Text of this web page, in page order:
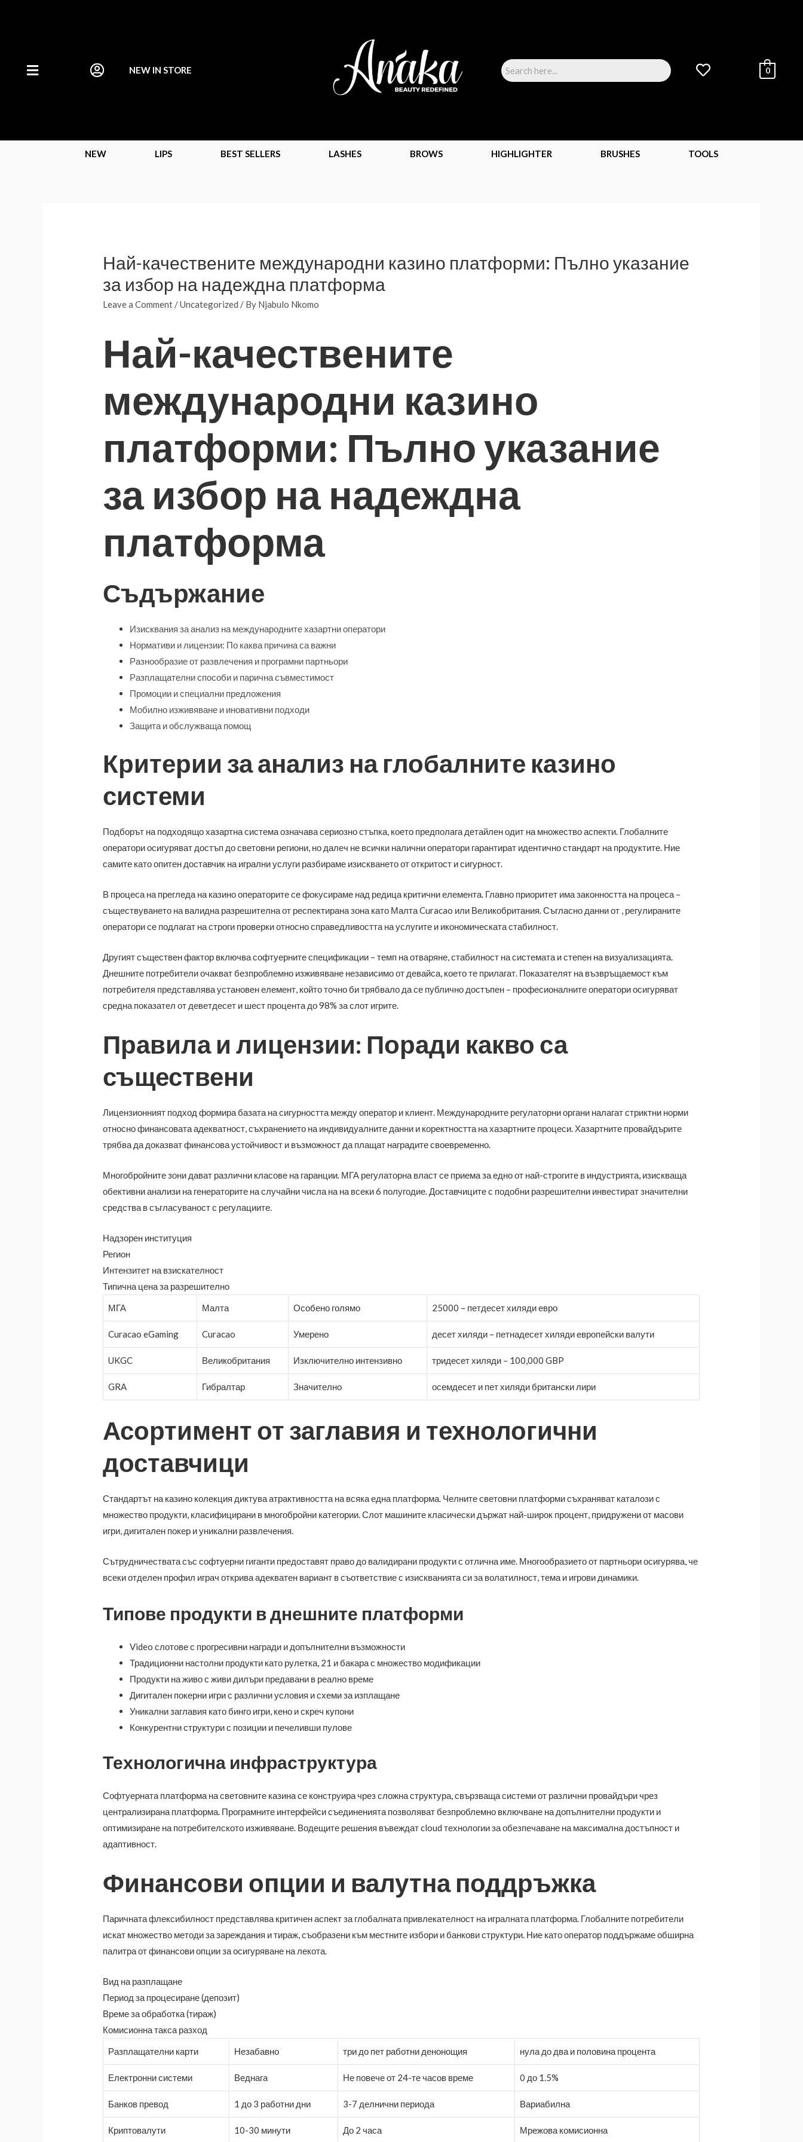
NEW IN STORE 0
NEW LIPS BEST SELLERS LASHES BROWS HIGHLIGHTER BRUSHES TOOLS
Най-качествените международни казино платформи: Пълно указание
за избор на надеждна платформа
Leave a Comment /Uncategorized / By Njabulo Nkomo
Най-качествените
международни казино
платформи: Пълно указание
за избор на надеждна
платформа
Съдържание
Изисквания за анализ на международните хазартни оператори
Нормативи и лицензии: По каква причина са важни
Разнообразие от развлечения и програмни партньори
Разплащателни способи и парична съвместимост
Промоции и специални предложения
Мобилно изживяване и иновативни подходи
Защита и обслужваща помощ
Критерии за анализ на глобалните казино
системи
Подборът на подходящо хазартна система означава сериозно стъпка, което предполага детайлен одит на множество аспекти. Глобалните
оператори осигуряват достъп до световни региони, но далеч не всички налични оператори гарантират идентично стандарт на продуктите. Ние
самите като опитен доставчик на игрални услуги разбираме изискването от откритост и сигурност.
В процеса на прегледа на казино операторите се фокусираме над редица критични елемента. Главно приоритет има законността на процеса –
съществуването на валидна разрешителна от респектирана зона като Малта Curacao или Великобритания. Съгласно данни от , регулираните
оператори се подлагат на строги проверки относно справедливостта на услугите и икономическата стабилност.
Другият съществен фактор включва софтуерните спецификации – темп на отваряне, стабилност на системата и степен на визуализацията.
Днешните потребители очакват безпроблемно изживяване независимо от девайса, което те прилагат. Показателят на възвръщаемост към
потребителя представлява установен елемент, който точно би трябвало да се публично достъпен – професионалните оператори осигуряват
средна показател от деветдесет и шест процента до 98% за слот игрите.
Правила и лицензии: Поради какво са
съществени
Лицензионният подход формира базата на сигурността между оператор и клиент. Международните регулаторни органи налагат стриктни норми
относно финансовата адекватност, съхранението на индивидуалните данни и коректността на хазартните процеси. Хазартните провайдърите
трябва да доказват финансова устойчивост и възможност да плащат наградите своевременно.
Многобройните зони дават различни класове на гаранции. МГА регулаторна власт се приема за едно от най-строгите в индустрията, изискваща
обективни анализи на генераторите на случайни числа на на всеки 6 полугодие. Доставчиците с подобни разрешителни инвестират значителни
средства в съгласуваност с регулациите.
Надзорен институция
Регион
Интензитет на взискателност
Типична цена за разрешително
МГА
Малта Особено голямо 25000 – петдесет хиляди евро
Curacao eGaming Curacao Умерено десет хиляди – петнадесет хиляди европейски валути
UKGC Великобритания Изключително интензивно тридесет хиляди – 100,000 GBP
GRA Гибралтар Значително осемдесет и пет хиляди британски лири
Асортимент от заглавия и технологични
доставчици
Стандартът на казино колекция диктува атрактивността на всяка една платформа. Челните световни платформи съхраняват каталози с
множество продукти, класифицирани в многобройни категории. Слот машините класически държат най-широк процент, придружени от масови
игри, дигитален покер и уникални развлечения.
Сътрудничествата със софтуерни гиганти предоставят право до валидирани продукти с отлична име. Многообразието от партньори осигурява, че
всеки отделен профил играч открива адекватен вариант в съответствие с изискванията си за волатилност, тема и игрови динамики.
Типове продукти в днешните платформи
Video слотове с прогресивни награди и допълнителни възможности
Традиционни настолни продукти като рулетка, 21 и бакара с множество модификации
Продукти на живо с живи дилъри предавани в реално време
Дигитален покерни игри с различни условия и схеми за изплащане
Уникални заглавия като бинго игри, кено и скреч купони
Конкурентни структури с позиции и печеливши пулове
Технологична инфраструктура
Софтуерната платформа на световните казина се конструира чрез сложна структура, свързваща системи от различни провайдъри чрез
централизирана платформа. Програмните интерфейси съединенията позволяват безпроблемно включване на допълнителни продукти и
оптимизиране на потребителското изживяване. Водещите решения въвеждат cloud технологии за обезпечаване на максимална достъпност и
адаптивност.
Финансови опции и валутна поддръжка
Паричната флексибилност представлява критичен аспект за глобалната привлекателност на игралната платформа. Глобалните потребители
искат множество методи за зареждания и тираж, съобразени към местните избори и банкови структури. Ние като оператор поддържаме обширна
палитра от финансови опции за осигуряване на лекота.
Вид на разплащане
Период за процесиране (депозит)
Време за обработка (тираж)
Комисионна такса разход
Разплащателни карти
Незабавно три до пет работни денонощия нула до два и половина процента
Електронни системи Веднага Не повече от 24-те часов време 0 до 1.5%
Банков превод 1 до 3 работни дни 3-7 делнични периода Вариабилна
Криптовалути 10-30 минути До 2 часа Мрежова комисионна